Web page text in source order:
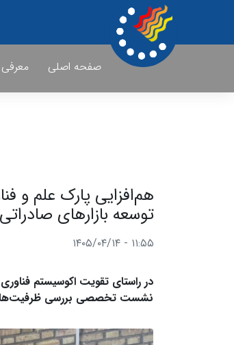
صفحه اصلی معرفی
هم‌افزایی پارک علم و
توسعه بازارهای صادراتی
۱۱:۵۵ - ۱۴۰۵/۰۴/۱۴
در راستای تقویت اکوسیستم
نشست تخصصی بررسی ظرفیت‌های